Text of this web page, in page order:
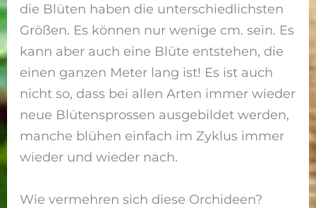
die Blüten haben die unterschiedlichsten
Größen. Es können nur wenige cm. sein. Es
kann aber auch eine Blüte entstehen, die
einen ganzen Meter lang ist! Es ist auch
nicht so, dass bei allen Arten immer wieder
neue Blütensprossen ausgebildet werden,
manche blühen einfach im Zyklus immer
wieder und wieder nach.
Wie vermehren sich diese Orchideen?